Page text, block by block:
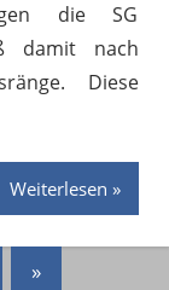
die SG
damit nach
Diese
Weiterlesen
Nächste
»